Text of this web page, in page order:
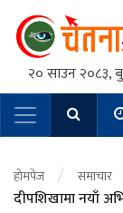
२० साउन २०८३,
Main
होमपेज / समाचार
दीपशिखामा नयाँ